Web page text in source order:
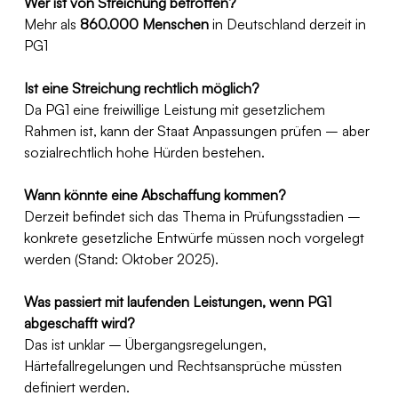
Mehr als 860.000 Menschen in Deutschland derzeit in
PG1
Ist eine Streichung rechtlich möglich?
Da PG1 eine freiwillige Leistung mit gesetzlichem
Rahmen ist, kann der Staat Anpassungen prüfen – aber
sozialrechtlich hohe Hürden bestehen.
Wann könnte eine Abschaffung kommen?
Derzeit befindet sich das Thema in Prüfungsstadien –
konkrete gesetzliche Entwürfe müssen noch vorgelegt
werden (Stand: Oktober 2025).
Was passiert mit laufenden Leistungen, wenn PG1
abgeschafft wird?
Das ist unklar – Übergangsregelungen,
Härtefallregelungen und Rechtsansprüche müssten
definiert werden.